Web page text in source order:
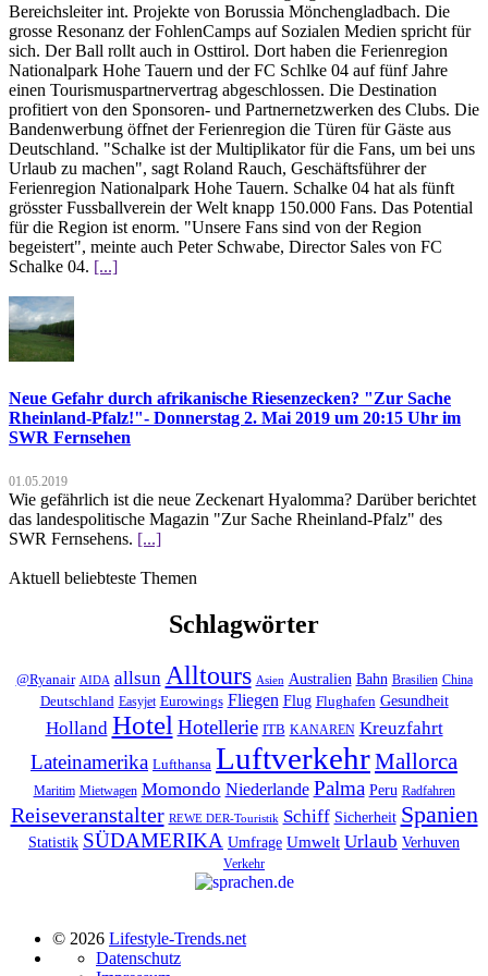
Bereichsleiter int. Projekte von Borussia Mönchengladbach. Die
grosse Resonanz der FohlenCamps auf Sozialen Medien spricht für
sich. Der Ball rollt auch in Osttirol. Dort haben die Ferienregion
Nationalpark Hohe Tauern und der FC Schlke 04 auf fünf Jahre
einen Tourismuspartnervertrag abgeschlossen. Die Destination
profitiert von den Sponsoren- und Partnernetzwerken des Clubs. Die
Bandenwerbung öffnet der Ferienregion die Türen für Gäste aus
Deutschland. "Schalke ist der Multiplikator für die Fans, um bei uns
Urlaub zu machen", sagt Roland Rauch, Geschäftsführer der
Ferienregion Nationalpark Hohe Tauern. Schalke 04 hat als fünft
grösster Fussballverein der Welt knapp 150.000 Fans. Das Potential
für die Region ist enorm. "Unsere Fans sind von der Region
begeistert", meinte auch Peter Schwabe, Director Sales von FC
Schalke 04. [...]
Neue Gefahr durch afrikanische Riesenzecken? "Zur Sache
Rheinland-Pfalz!"- Donnerstag 2. Mai 2019 um 20:15 Uhr im
SWR Fernsehen
01.05.2019
Wie gefährlich ist die neue Zeckenart Hyalomma? Darüber berichtet
das landespolitische Magazin "Zur Sache Rheinland-Pfalz" des
SWR Fernsehens. [...]
Aktuell beliebteste Themen
Schlagwörter
@Ryanair AIDA allsun Alltours Asien Australien Bahn Brasilien China
Deutschland Easyjet Eurowings Fliegen Flug Flughafen Gesundheit
Holland Hotel Hotellerie ITB KANAREN Kreuzfahrt
Lateinamerika Lufthansa LuftverkehrMallorca
Maritim Mietwagen Momondo Niederlande Palma Peru Radfahren
Reiseveranstalter REWE DER-Touristik Schiff Sicherheit Spanien
Statistik SÜDAMERIKA Umfrage Umwelt Urlaub Verhuven
Verkehr
© 2026 Lifestyle-Trends.net
Datenschutz